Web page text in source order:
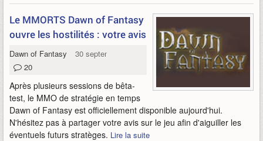
Le MMORTS Dawn of Fantasy
ouvre les hostilités : votre avis
Dawn of Fantasy
30 septembre 2011
20
Après plusieurs sessions de bêta-
test, le MMO de stratégie en temps
Dawn of Fantasy est officiellement disponible aujourd'hui.
N'hésitez pas à partager votre avis sur le jeu afin d'aiguiller les
éventuels futurs stratèges. Lire la suite